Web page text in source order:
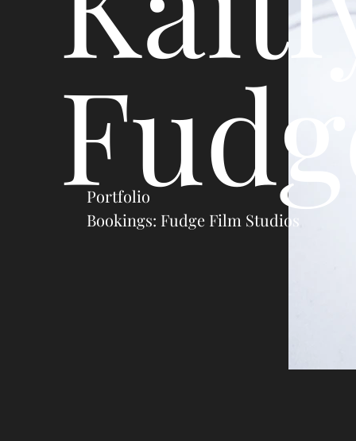
Bookings: Fudge Film Studios
Portfolio